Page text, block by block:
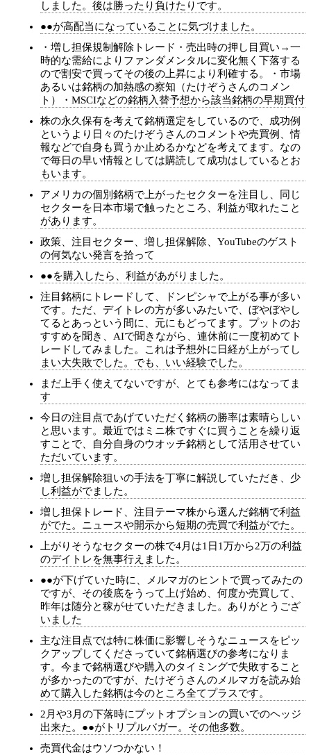
しました。後は勝ったり負けたりです。
●●が高配当になっていることに気づけました。
・増し担保規制解除トレード・売出時の押し目買い→一
時的な需給によりファンダメンタルに変化無く下落する
ので割安で買ってその後の上昇により利確する。・市場
あるいは銘柄の加熱感の察知（たけぞうさんのコメン
ト）・MSCIなどの銘柄入替予想から該当銘柄の早期買付
株の永久保有を考えて銘柄選定をしているので、成功例
というより日々のたけぞうさんのコメントや売買例、情
報などで自身も買うか止めるかなどを考えてます。なの
で毎日の早い情報としては購読して成功はしているとお
もいます。
アメリカの個別銘柄で上がったセクターを注目し、同じ
セクターを日本市場で触ったところ、利益が取れたこと
があります。
政策、注目セクター、増し担保解除、YouTubeのゲスト
の何気ない発言を拾って
●●を購入したら、利益があがりました。
注目銘柄にトレードして、ドンピシャで上がる事が多い
です。ただ、デイトレの方が多いみたいで、ぼやぼやし
てるとあっという間に、元にもどってます。プットのお
すすめを聞き、AIで聞きながら、連休前に一度初めてト
レードしてみました。これは予想外に日経が上がってし
まい大失敗でした。でも、いい経験でした。
まだ上手く使えてないですが、とても参考にはなってま
す
今日の注目点であげていただく銘柄の勝率は素晴らしい
と思います。最近ではミニ株ですぐに買うことを繰り返
すことで、自分自身のウオッチ銘柄として活用させてい
ただいています。
増し担保解除狙いの手法を丁寧に解説していただき、少
し利益がでました。
増し担保トレード、注目テーマ株から選んだ銘柄で利益
がでた。ニュースや開示から短期の売買で利益がでた。
上がりそうなセクターの株で4月は1日1万から2万の利益
のデイトレを無事行えました。
●●が下げていた時に、メルマガのヒントで買ってみたの
ですが、その後底をうって上げ始め、何度か売買して、
昨年は随分と稼がせていただきました。ありがとうござ
いました
主な注目点では特に株価に影響しそうなニュースをピッ
クアップしてくださっていて銘柄選びの参考になりま
す。今まで銘柄選びや購入のタイミングで失敗すること
が多かったのですが、たけぞうさんのメルマガを読み始
めて購入した銘柄は今のところ全てプラスです。
2月や3月の下落時にプットオプションの買いでのヘッジ
出来た。●●がトリプルバガー。その他多数。
売買代金はウソつかない！